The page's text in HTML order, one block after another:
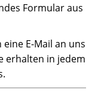
Formular aus
E-Mail an uns
erhalten in jedem